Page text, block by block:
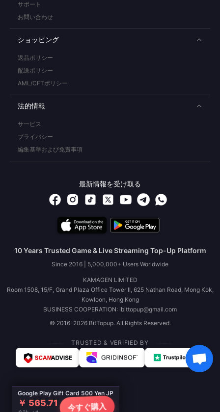
Google Play Gift Card 500 Yen JP
￥ 565.71 今すぐ購入
サポート
お問い合わせ
ショッピング
返品ポリシー
配送ポリシー
AML/CFTポリシー
法的情報
サービス
プライバシー
編集基準および免責事項
最新情報を受け取る
10 Years Trusted Game & Live Streaming Top-Up Platform
Since 2016 | 5,000,000+ Users Worldwide
KAMAGEN LIMITED
Room 1508, 15/F, Grand Plaza Office Tower II, 625 Nathan Road, Mong Kok,
Kowloon, Hong Kong
BUSINESS COOPERATION: ibittopup@gmail.com
© 2016-2026 BitTopup. All Rights Reserved.
TRUSTED & VERIFIED BY